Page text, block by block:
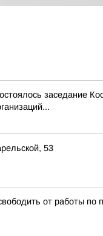
заседание
53
от работы по